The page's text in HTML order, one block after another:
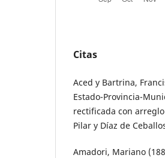
Citas
Aced y Bartrina,
Estado-Provincia-
rectificada con
Pilar y Díaz de
Amadori, Mariano